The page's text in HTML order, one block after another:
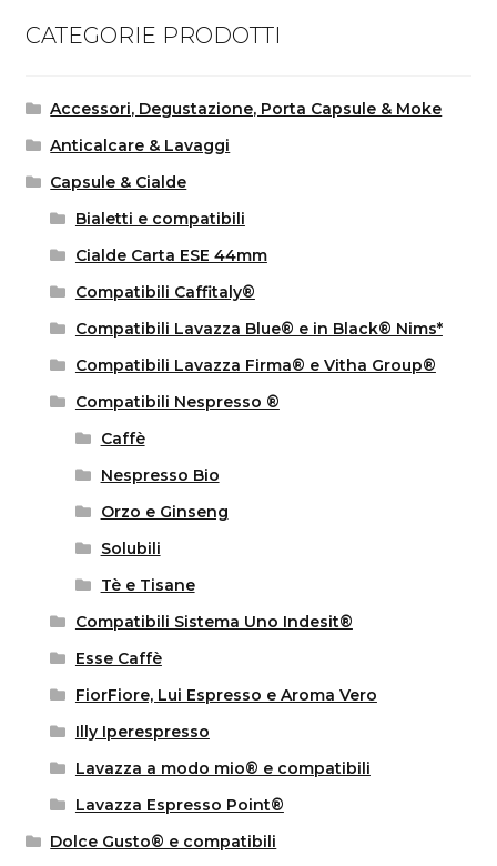
CATEGORIE PRODOTTI
Accessori, Degustazione, Porta Capsule & Moke
Anticalcare & Lavaggi
Capsule & Cialde
Bialetti e compatibili
Cialde Carta ESE 44mm
Compatibili Caffitaly®
Compatibili Lavazza Blue® e in Black® Nims*
Compatibili Lavazza Firma® e Vitha Group®
Compatibili Nespresso ®
Caffè
Nespresso Bio
Orzo e Ginseng
Solubili
Tè e Tisane
Compatibili Sistema Uno Indesit®
Esse Caffè
FiorFiore, Lui Espresso e Aroma Vero
Illy Iperespresso
Lavazza a modo mio® e compatibili
Lavazza Espresso Point®
Dolce Gusto® e compatibili